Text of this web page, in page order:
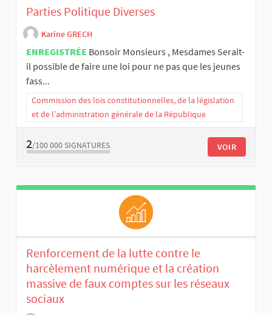
Parties Politique Diverses
Karine GRECH
ENREGISTRÉE Bonsoir Monsieurs , Mesdames Serait-
il possible de faire une loi pour ne pas que les jeunes
fass...
Commission des lois constitutionnelles, de la législation
et de l’administration générale de la République
2/100 000 SIGNATURES VOIR
Renforcement de la lutte contre le
harcèlement numérique et la création
massive de faux comptes sur les réseaux
sociaux